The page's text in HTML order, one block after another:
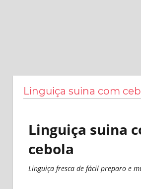
Linguiça suina com
Linguiça suina
cebola
Linguiça fresca de fácil preparo e